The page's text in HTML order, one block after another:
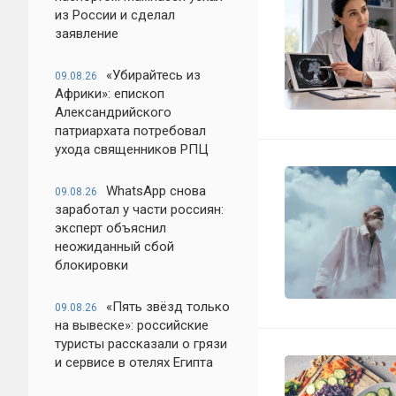
из России и сделал
заявление
09.08.26
«Убирайтесь из
Африки»: епископ
Александрийского
патриархата потребовал
ухода священников РПЦ
09.08.26
WhatsApp снова
заработал у части россиян:
эксперт объяснил
неожиданный сбой
блокировки
09.08.26
«Пять звёзд только
на вывеске»: российские
туристы рассказали о грязи
и сервисе в отелях Египта